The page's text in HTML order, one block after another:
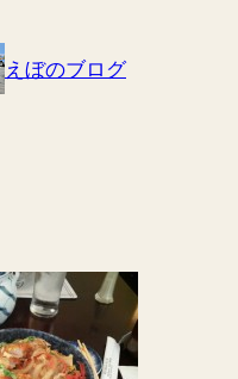
えぼのブログ